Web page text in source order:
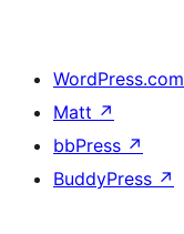
WordPress.com
Matt ↗
bbPress ↗
BuddyPress ↗